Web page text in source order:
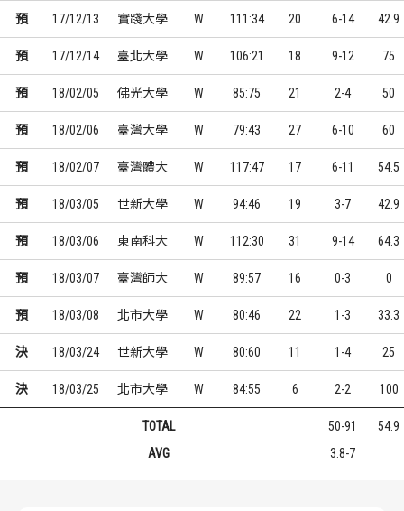
預 17/12/13 實踐大學 W 111:34 20 6-14 42.9
預 17/12/14 臺北大學 W 106:21 18 9-12 75
預 18/02/05 佛光大學 W 85:75 21 2-4 50
預 18/02/06 臺灣大學 W 79:43 27 6-10 60
預 18/02/07 臺灣體大 W 117:47 17 6-11 54.5
預 18/03/05 世新大學 W 94:46 19 3-7 42.9
預 18/03/06 東南科大 W 112:30 31 9-14 64.3
預 18/03/07 臺灣師大 W 89:57 16 0-3 0
預 18/03/08 北市大學 W 80:46 22 1-3 33.3
決 18/03/24 世新大學 W 80:60 11 1-4 25
決 18/03/25 北市大學 W 84:55 6 2-2 100
TOTAL 50-91
54.9
AVG
3.8-7